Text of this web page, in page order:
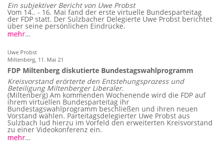
Ein subjektiver Bericht von Uwe Probst
Vom 14.. - 16. Mai fand der erste virtuelle Bundesparteitag
der FDP statt. Der Sulzbacher Delegierte Uwe Probst berichtet
über seine persönlichen Eindrücke.
mehr…
Uwe Probst
Miltenberg, 11. Mai 21
FDP Miltenberg diskutierte Bundestagswahlprogramm
Kreisvorstand erörterte den Entstehungsprozess und
Beteiligung Miltenberger Liberaler.
(Miltenberg) Am kommenden Wochenende wird die FDP auf
ihrem virtuellen Bundesparteitag ihr
Bundestagswahlprogramm beschließen und ihren neuen
Vorstand wählen. Parteitagsdelegierter Uwe Probst aus
Sulzbach lud hierzu im Vorfeld den erweiterten Kreisvorstand
zu einer Videokonferenz ein.
mehr…